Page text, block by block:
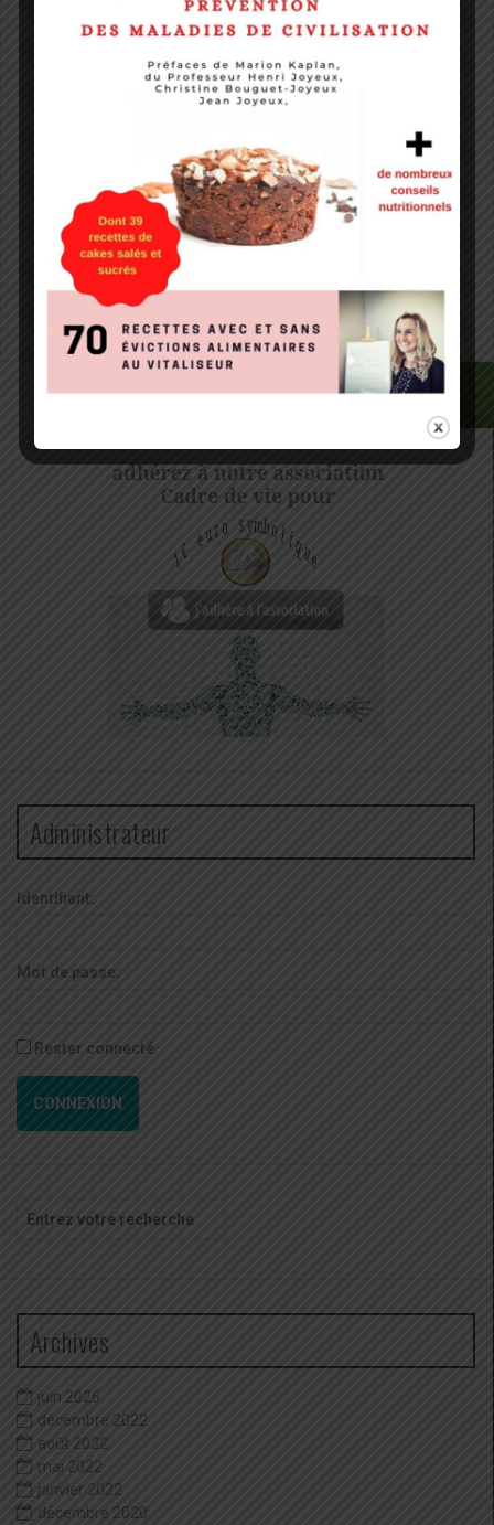
Notify me of followup comments via e-mail. You can
also subscribewithout commenting.
Administrateur
Identifiant:
Mot de passe:
Rester connecté
CONNEXION
pour
Archives
juin 2026
décembre 2022
août 2022
mai 2022
janvier 2022
décembre 2020